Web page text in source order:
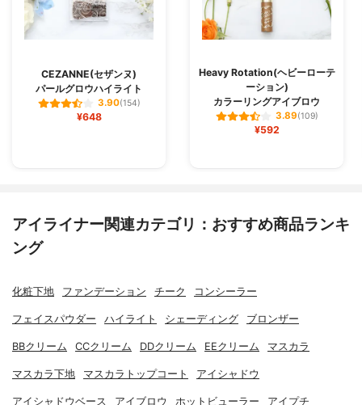
CEZANNE(セザンヌ)
パールグロウハイライト
3.90(154)
¥648
Heavy Rotation(ヘビーローテ
ーション)
カラーリングアイブロウ
3.89(109)
¥592
アイライナー関連カテゴリ：おすすめ商品ランキ
ング
化粧下地 ファンデーション チーク コンシーラー
フェイスパウダー ハイライト シェーディング ブロンザー
BBクリーム CCクリーム DDクリーム EEクリーム マスカラ
マスカラ下地 マスカラトップコート アイシャドウ
アイシャドウベース アイブロウ ホットビューラー アイプチ